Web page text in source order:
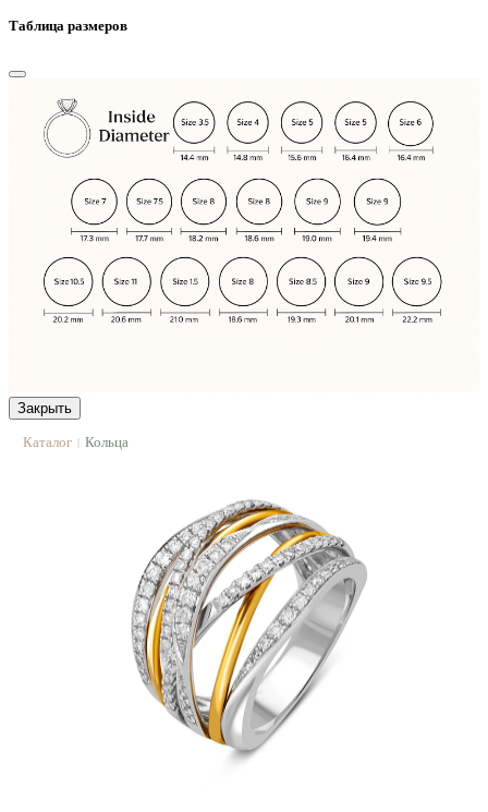
Таблица размеров
Закрыть
Каталог | Кольца